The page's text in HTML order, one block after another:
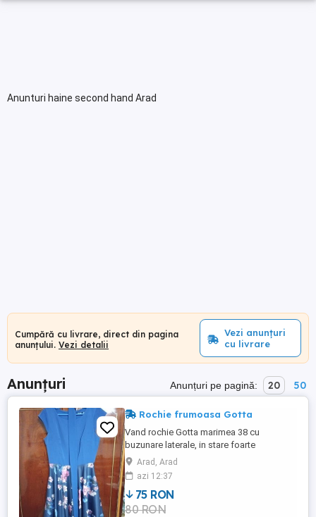
Anunturi haine second hand Arad
Cumpără cu livrare, direct din pagina
anunțului. Vezi detalii
Vezi anunțuri
cu livrare
Anunțuri Anunțuri pe pagină: 20 50
Rochie frumoasa Gotta
Vand rochie Gotta marimea 38 cu
buzunare laterale, in stare foarte
buna.Compozitie poliester si elastan.
Arad, Arad
azi 12:37
75 RON
80 RON